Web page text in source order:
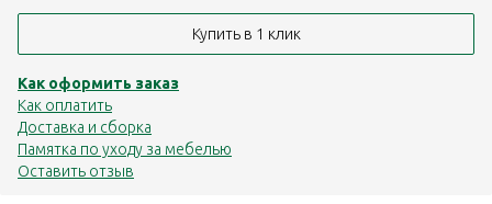
Купить в 1 клик
Как оформить заказ
Как оплатить
Доставка и сборка
Памятка по уходу за мебелью
Оставить отзыв